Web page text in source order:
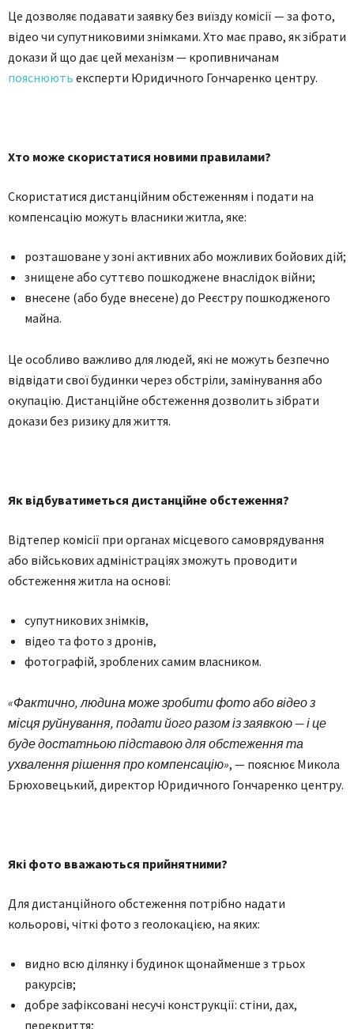
Це дозволяє подавати заявку без виїзду комісії — за фото,
відео чи супутниковими знімками. Хто має право, як зібрати
докази й що дає цей механізм — кропивничанам
пояснюють експерти Юридичного Гончаренко центру.
Хто може скористатися новими правилами?
Скористатися дистанційним обстеженням і подати на
компенсацію можуть власники житла, яке:
розташоване у зоні активних або можливих бойових дій;
знищене або суттєво пошкоджене внаслідок війни;
внесене (або буде внесене) до Реєстру пошкодженого
майна.
Це особливо важливо для людей, які не можуть безпечно
відвідати свої будинки через обстріли, замінування або
окупацію. Дистанційне обстеження дозволить зібрати
докази без ризику для життя.
Як відбуватиметься дистанційне обстеження?
Відтепер комісії при органах місцевого самоврядування
або військових адміністраціях зможуть проводити
обстеження житла на основі:
супутникових знімків,
відео та фото з дронів,
фотографій, зроблених самим власником.
«Фактично, людина може зробити фото або відео з
місця руйнування, подати його разом із заявкою — і це
буде достатньою підставою для обстеження та
ухвалення рішення про компенсацію», — пояснює Микола
Брюховецький, директор Юридичного Гончаренко центру.
Які фото вважаються прийнятними?
Для дистанційного обстеження потрібно надати
кольорові, чіткі фото з геолокацією, на яких:
видно всю ділянку і будинок щонайменше з трьох
ракурсів;
добре зафіксовані несучі конструкції: стіни, дах,
перекриття;